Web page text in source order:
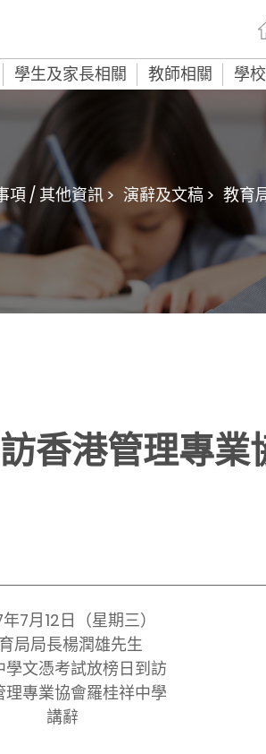
學生及家長相關 教師相關 學
項 / 其他資訊 > 演辭及文稿 > 教育
香港管理專
7月12日（星期三）
局局長楊潤雄先生
學文憑考試放榜日到訪
理專業協會羅桂祥中學
講辭